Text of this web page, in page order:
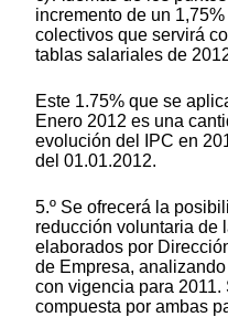
incremento de un
colectivos que servirá
tablas salariales de
Este 1.75% que se
Enero 2012 es una
evolución del IPC en
del 01.01.2012.
5.º Se ofrecerá la
reducción voluntaria de
elaborados por
de Empresa,
con vigencia para
compuesta por ambas